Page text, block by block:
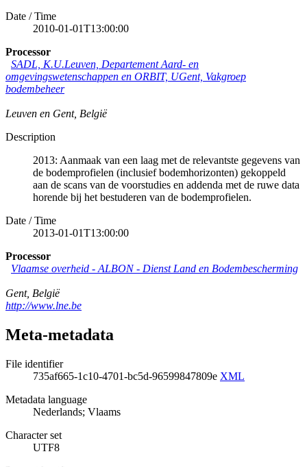
Date / Time
2010-01-01T13:00:00
Processor
SADL, K.U.Leuven, Departement Aard- en
omgevingswetenschappen en ORBIT, UGent, Vakgroep
bodembeheer
Leuven en Gent, België
Description
2013: Aanmaak van een laag met de relevantste gegevens van
de bodemprofielen (inclusief bodemhorizonten) gekoppeld
aan de scans van de voorstudies en addenda met de ruwe data
horende bij het bestuderen van de bodemprofielen.
Date / Time
2013-01-01T13:00:00
Processor
Vlaamse overheid - ALBON - Dienst Land en Bodembescherming
Gent, België
http://www.lne.be
Meta-metadata
File identifier
735af665-1c10-4701-bc5d-96599847809e XML
Metadata language
Nederlands; Vlaams
Character set
UTF8